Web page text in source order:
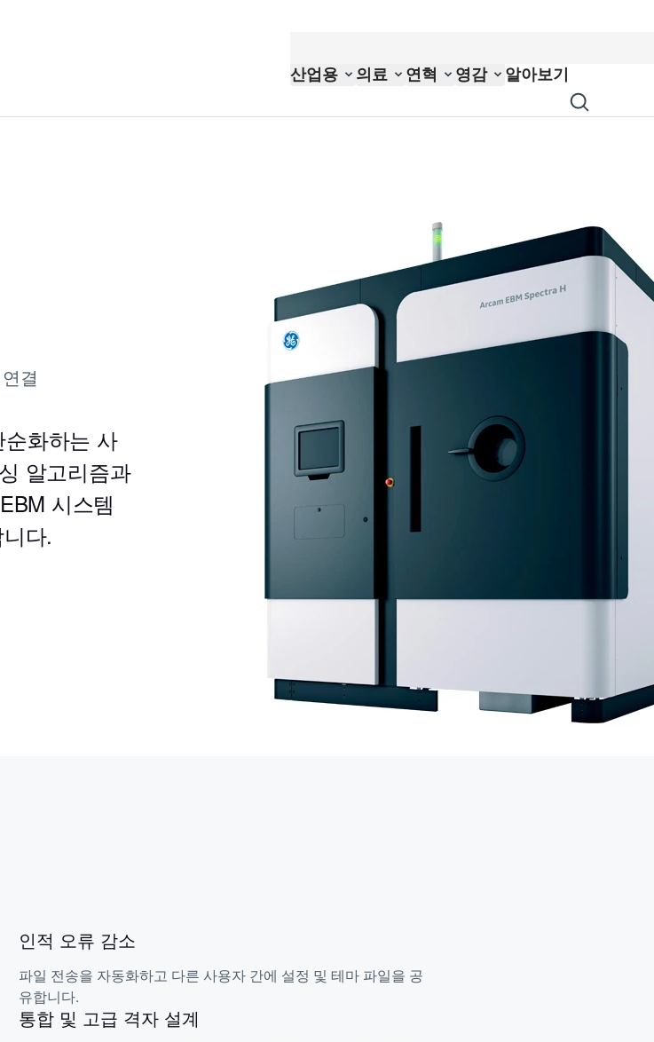
산업용 의료 연혁 영감 알아보기
결
화하는 사
알고리즘과
시스템
다.
인적 오류 감소
파일 전송을 자동화하고 다른 사용자 간에 설정 및 테마 파일을 공
유합니다.
통합 및 고급 격자 설계